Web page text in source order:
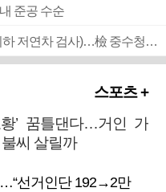
준공 수순
■ 검사 신분 버리고 직급하향(10년 이하 저연차 검사)…檢 중수청행 기피
스포츠 +
황’ 꿈틀댄다…거인 가
씨 살릴까
선거인단 192→2만